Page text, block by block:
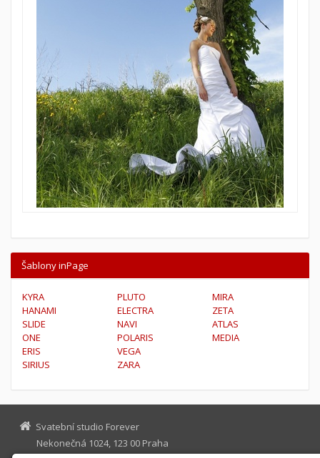
Šablony inPage
KYRA
HANAMI
SLIDE
ONE
ERIS
SIRIUS
PLUTO
ELECTRA
NAVI
POLARIS
VEGA
ZARA
MIRA
ZETA
ATLAS
MEDIA
Svatební studio Forever
Nekonečná 1024, 123 00 Praha